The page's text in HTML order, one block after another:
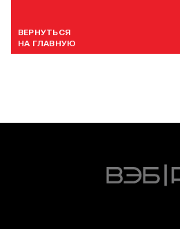
ВЕРНУТЬСЯ
НА ГЛАВНУЮ